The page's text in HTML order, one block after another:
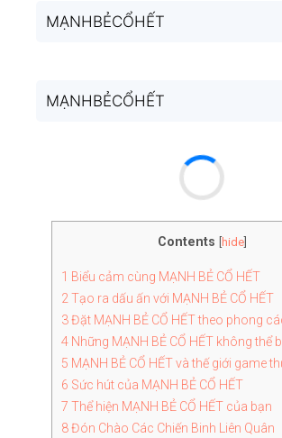
MẠNHBẺCỔHẾT
MẠNHBẺCỔHẾT
Contents hide]
1 Biểu cảm cùng MẠNH BẺ CỔ HẾT
2Tạo ra dấu ấn với MẠNH BẺ CỔ HẾT
3Đặt MẠNH BẺ CỔ HẾT theo phong
4Những MẠNH BẺ CỔ HẾT không thể
5 MẠNH BẺ CỔ HẾT và thế giới game
6 Sức hút của MẠNH BẺ CỔ HẾT
7 Thể hiện MẠNH BẺ CỔ HẾT của bạn
8Đón Chào Các Chiến Binh Liên Quân